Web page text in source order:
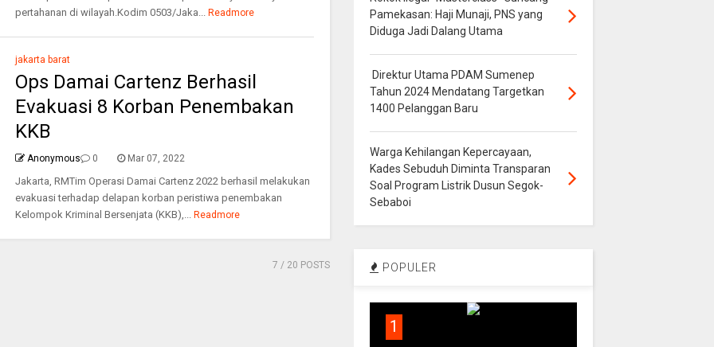
pertahanan di wilayah.Kodim 0503/Jaka... Readmore
jakarta barat
Ops Damai Cartenz Berhasil
Evakuasi 8 Korban Penembakan
KKB
Anonymous 0 Mar 07, 2022
Jakarta, RMTim Operasi Damai Cartenz 2022 berhasil melakukan
evakuasi terhadap delapan korban peristiwa penembakan
Kelompok Kriminal Bersenjata (KKB),... Readmore
7 / 20 POSTS
Pamekasan: Haji Munaji, PNS yang
Diduga Jadi Dalang Utama
Direktur Utama PDAM Sumenep
Tahun 2024 Mendatang Targetkan
1400 Pelanggan Baru
Warga Kehilangan Kepercayaan,
Kades Sebuduh Diminta Transparan
Soal Program Listrik Dusun Segok-
Sebaboi
POPULER
1